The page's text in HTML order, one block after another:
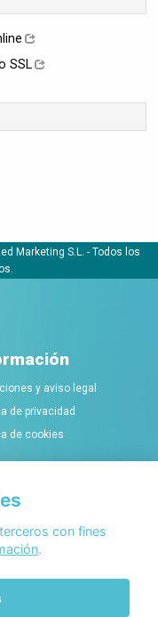
SSL
Marketing S.L. - Todos los
y aviso legal
de privacidad
de cookies
de Bobaly Partners
eCommerce
con fines
.